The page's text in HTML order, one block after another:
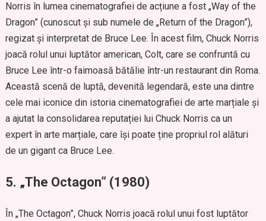
Norris în lumea cinematografiei de acțiune a fost „Way of the
Dragon” (cunoscut și sub numele de „Return of the Dragon”),
regizat și interpretat de Bruce Lee. În acest film, Chuck Norris
joacă rolul unui luptător american, Colt, care se confruntă cu
Bruce Lee într-o faimoasă bătălie într-un restaurant din Roma.
Această scenă de luptă, devenită legendară, este una dintre
cele mai iconice din istoria cinematografiei de arte marțiale și
a ajutat la consolidarea reputației lui Chuck Norris ca un
expert în arte marțiale, care își poate ține propriul rol alături
de un gigant ca Bruce Lee.
5. „The Octagon” (1980)
În „The Octagon”, Chuck Norris joacă rolul unui fost luptător